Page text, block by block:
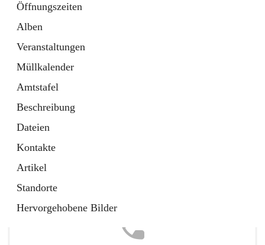
Öffnungszeiten
Alben
Veranstaltungen
Müllkalender
Amtstafel
Beschreibung
Dateien
Kontakte
Artikel
Standorte
Hervorgehobene Bilder
Tab
Kindergarten
öffnet
in
neuem
Tab